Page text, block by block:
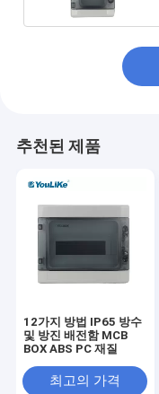
추천된 제품
12가지 방법 IP65 방수
및 방진 배전함 MCB
BOX ABS PC 재질
최고의 가격